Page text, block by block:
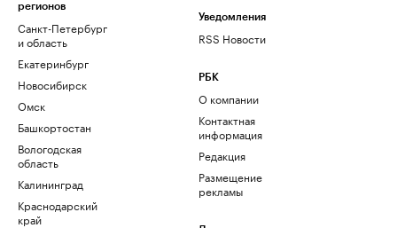
регионов
Санкт-Петербург
и область
Екатеринбург
Новосибирск
Омск
Башкортостан
Вологодская
область
Калининград
Краснодарский
край
Уведомления
RSS Новости
РБК
О компании
Контактная
информация
Редакция
Размещение
рекламы